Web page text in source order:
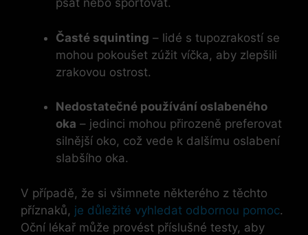
psát nebo sportovat.
Časté squinting – lidé s tupozrakostí se
mohou pokoušet zúžit víčka, aby zlepšili
zrakovou ostrost.
Nedostatečné používání oslabeného
oka – jedinci mohou přirozeně preferovat
silnější oko, což vede k dalšímu oslabení
slabšího oka.
V případě, že si všimnete některého z těchto
příznaků, je důležité vyhledat odbornou pomoc.
Oční lékař může provést příslušné testy, aby